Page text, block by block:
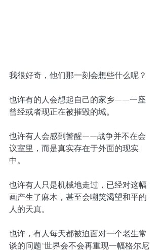
我很好奇，他们那一刻会想些什么呢？
也许有的人会想起自己的家乡——一座
曾经或者现正在被摧毁的城。
也许有人会感到警醒——战争并不在会
议室里，而是真实存在于外面的现实
中。
也许有人只是机械地走过，已经对这幅
画产生了麻木，甚至会嘲笑渴望和平的
人的天真。
也许，有人每天都被迫面对一个老生常
谈的问题“世界会不会再重现一幅格尔尼